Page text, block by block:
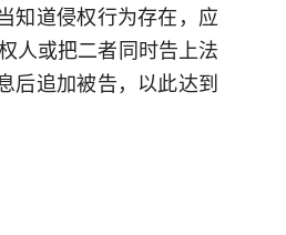
知道侵权行为存在，应
人或把二者同时告上法
后追加被告，以此达到